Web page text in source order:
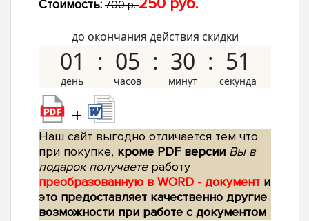
Стоимость: 700 р.250 руб.
до окончания действия скидки
01 05 30 50
+
Наш сайт выгодно отличается тем что
при покупке, кроме PDF версии Вы в
подарок получаетеработу
преобразованную в WORD - документ и
это предоставляет качественно другие
возможности при работе с документом